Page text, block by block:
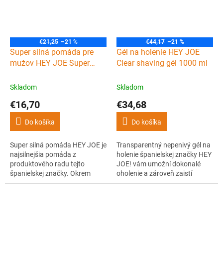
€21,25 –21 %
Super silná pomáda pre
mužov HEY JOE Super
Skladom
€16,70
Do košíka
Super silná pomáda HEY JOE je
najsilnejšia pomáda z
produktového radu tejto
španielskej značky. Okrem
extra fixácie dodá vašim
€44,17 –21 %
Gél na holenie HEY JOE
Clear shaving gél 1000 ml
Skladom
€34,68
Do košíka
Transparentný nepenivý gél na
holenie španielskej značky HEY
JOE! vám umožní dokonalé
oholenie a zároveň zaistí
potrebnú výživu pokožky.